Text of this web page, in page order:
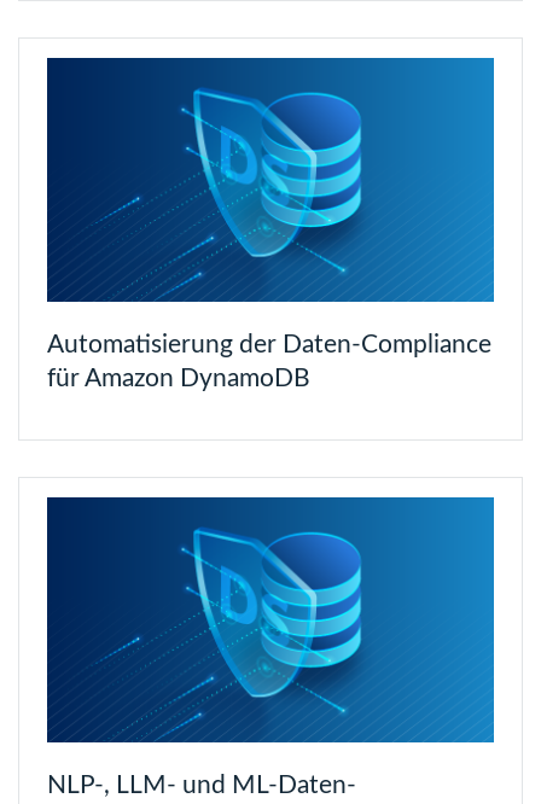
Automatisierung der Daten-Compliance
für Amazon DynamoDB
NLP-, LLM- und ML-Daten-